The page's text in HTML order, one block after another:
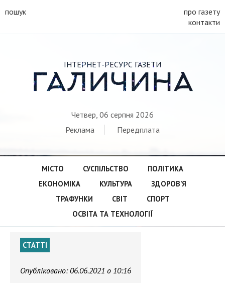
пошук
про газету
контакти
ІНТЕРНЕТ-РЕСУРС ГАЗЕТИ
ГАЛИЧИНА
Четвер, 06 серпня 2026
Реклама
Передплата
МІСТО СУСПІЛЬСТВО
ПОЛІТИКА
ЕКОНОМІКА
КУЛЬТУРА
ЗДОРОВ’Я
ТРАФУНКИ
СВІТ
СПОРТ
ОСВІТА ТА ТЕХНОЛОГІЇ
СТАТТІ
Опубліковано: 06.06.2021 о 10:16